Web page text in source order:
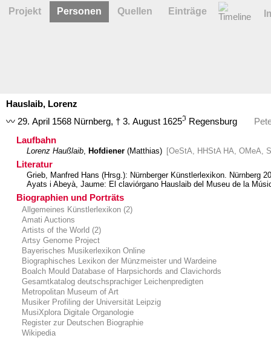
Hauslaib, Lorenz
〰 29. April 1568 Nürnberg, † 3. August 1625ℑ Regensburg
Laufbahn
Lorenz Haußlaib Hofdiener (Matthias) [OeStA, HHStA HA, OMeA,
Literatur
Grieb, Manfred Hans (Hrsg.): Nürnberger Künstlerlexikon. Nürnberg
Ayats i Abeyà, Jaume: El claviórgano Hauslaib del Museu de la
Biographien und Porträts
Allgemeines Künstlerlexikon (2)
Amati Auctions
Artists of the World (2)
Artsy Genome Project
Bayerisches Musikerlexikon Online
Biographisches Lexikon der Münzmeister und Wardeine
Boalch Mould Database of Harpsichords and Clavichords
Gesamtkatalog deutschsprachiger Leichenpredigten
Metropolitan Museum of Art
Musiker Profiling der Universität Leipzig
MusiXplora Digitale Organologie
Register zur Deutschen Biographie
Wikipedia
Projekt Personen Quellen Einträge